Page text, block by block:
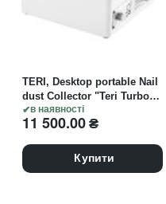
в наявності
TERI, Desktop portable Nail
dust Collector "Teri Turbo
M", Витяжка настільна,
біла, решітка біла
11 500.00₴
Купити